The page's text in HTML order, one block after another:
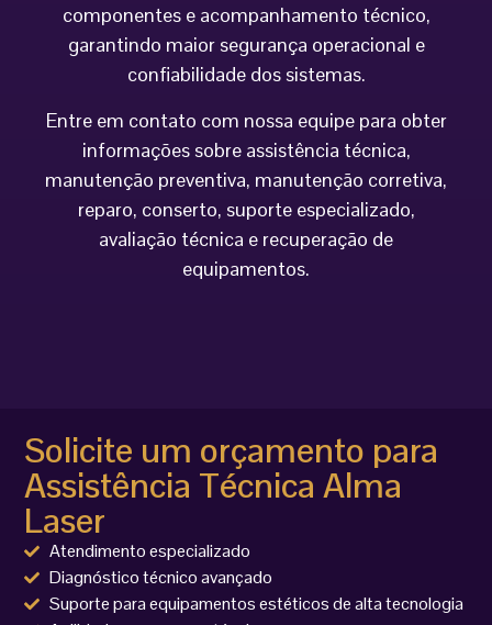
componentes e acompanhamento técnico,
garantindo maior segurança operacional e
confiabilidade dos sistemas.
Entre em contato com nossa equipe para obter
informações sobre assistência técnica,
manutenção preventiva, manutenção corretiva,
reparo, conserto, suporte especializado,
avaliação técnica e recuperação de
equipamentos.
Solicite um orçamento para
Assistência Técnica Alma
Laser
Atendimento especializado
Diagnóstico técnico avançado
Suporte para equipamentos estéticos de alta tecnologia